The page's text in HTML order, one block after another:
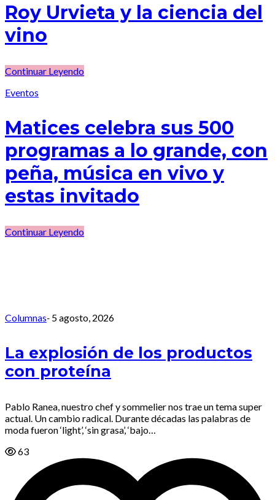
Roy Urvieta y la ciencia del
vino
Continuar Leyendo
Eventos
Matices celebra sus 500
programas a lo grande, con
peña, música en vivo y
estas invitado
Continuar Leyendo
Columnas- 5 agosto, 2026
La explosión de los productos
con proteína
Pablo Ranea, nuestro chef y sommelier nos trae un tema super
actual. Un cambio radical. Durante décadas las palabras de
moda fueron ‘light’, ‘sin grasa’, ‘bajo…
63